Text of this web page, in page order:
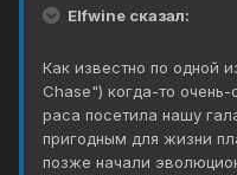
Elfwine сказал:
Как известно по одной
Chase") когда-то
раса посетила нашу
пригодным для жизни
позже начали